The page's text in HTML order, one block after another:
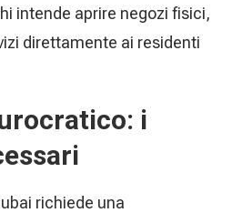
intende aprire negozi fisici,
direttamente ai residenti
i
richiede una